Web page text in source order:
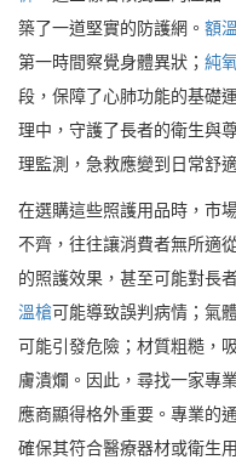
築了一道堅實的防護網。 額
第一時間察覺身體異狀； 純
段，保障了心肺功能的基礎
理中，守護了長者的衛生與
理監測，急救應變到日常舒
在選購這些照護用品時，市
不齊，往往讓消費者無所適
的照護效果，甚至可能對長
溫槍可能導致誤判病情；氣
可能引發危險；材質粗糙，
膚潰爛。因此，尋找一家專
應商顯得格外重要。專業的
確保其符合醫療器材或衛生